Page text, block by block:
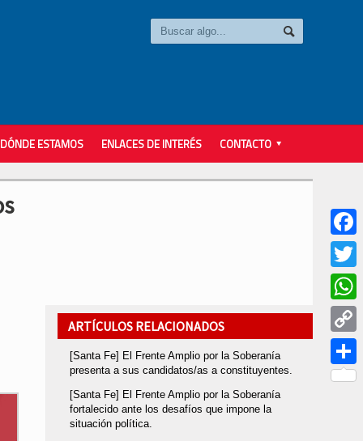
DÓNDE ESTAMOS ENLACES DE INTERÉS CONTACTO
ARTÍCULOS RELACIONADOS
[Santa Fe] El Frente Amplio por la Soberanía
presenta a sus candidatos/as a constituyentes.
[Santa Fe] El Frente Amplio por la Soberanía
fortalecido ante los desafíos que impone la
situación política.
Twitter
Copy
Link